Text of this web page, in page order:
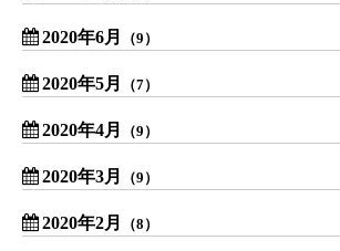
2020年6月 （9）
2020年5月 （7）
2020年4月 （9）
2020年3月 （9）
2020年2月 （8）